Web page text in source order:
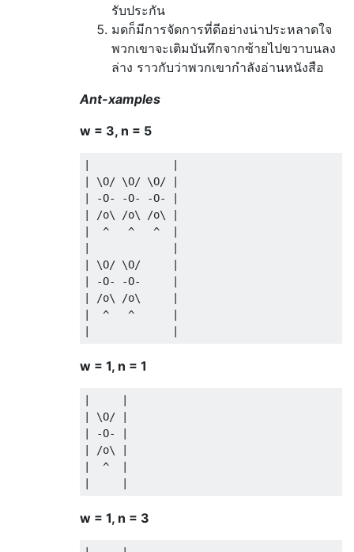
รับประกัน
มดก็มีการจัดการที่ดีอย่างน่าประหลาดใจ
พวกเขาจะเติมบันทึกจากซ้ายไปขวาบนลง
ล่าง ราวกับว่าพวกเขากำลังอ่านหนังสือ
Ant-xamples
w = 3, n = 5
| \O/ \O/ \O/ |
| -O- -O- -O- |
| /o\ /o\ /o\ |
|  ^   ^   ^  |
| \O/ \O/     |
| -O- -O-     |
| /o\ /o\     |
|  ^   ^      |
w = 1, n = 1
| \O/ |
| -O- |
| /o\ |
|  ^  |
w = 1, n = 3